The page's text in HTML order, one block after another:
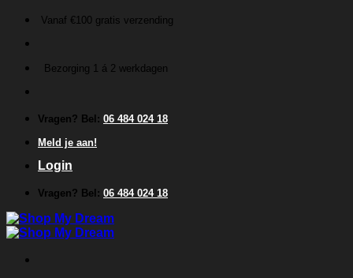
inhoud
Vanaf €100 gratis verzending
Bezorging 1 á 2 werkdagen
Vragen? Bel: 06 484 024 18
Meld je aan!
Login
Vragen? Bel: 06 484 024 18